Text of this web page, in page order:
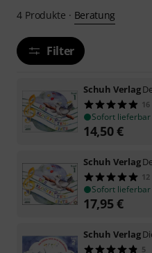
4 Produkte · Beratung
Filter
Schuh Verlag
16
Sofort lieferbar
14,50€
Schuh Verlag
12
Sofort lieferbar
17,95€
Schuh Verlag
5